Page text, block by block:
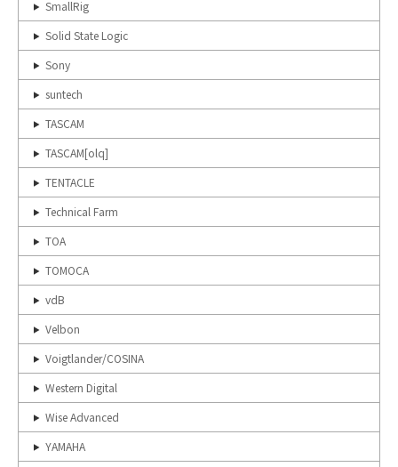
SmallRig
Solid State Logic
Sony
suntech
TASCAM
TASCAM[olq]
TENTACLE
Technical Farm
TOA
TOMOCA
vdB
Velbon
Voigtlander/COSINA
Western Digital
Wise Advanced
YAMAHA